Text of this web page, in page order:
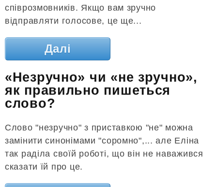
співрозмовників. Якщо вам зручно
відправляти голосове, це ще...
Далі
«Незручно» чи «не зручно»,
як правильно пишеться
слово?
Слово "незручно" з приставкою "не" можна
замінити синонімами "соромно",... але Еліна
так раділа своїй роботі, що він не наважився
сказати їй про це.